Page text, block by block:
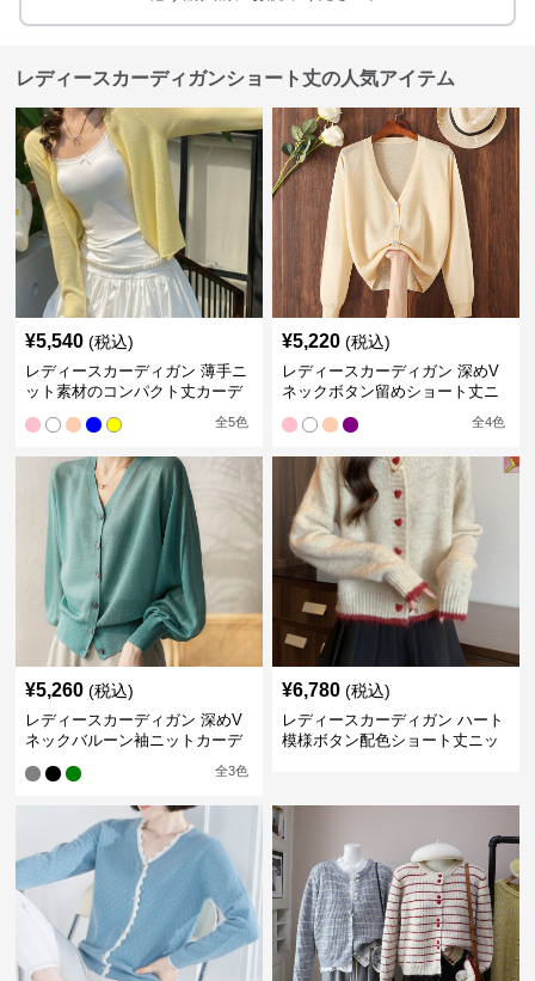
レディースカーディガンショート丈の人気アイテム
¥5,540 (税込)
レディースカーディガン 薄手ニ
ット素材のコンパクト丈カーデ
全5色
¥5,220 (税込)
レディースカーディガン 深めV
ネックボタン留めショート丈ニ
全4色
¥5,260 (税込)
レディースカーディガン 深めV
ネックバルーン袖ニットカーデ
全3色
¥6,780 (税込)
レディースカーディガン ハート
模様ボタン配色ショート丈ニッ